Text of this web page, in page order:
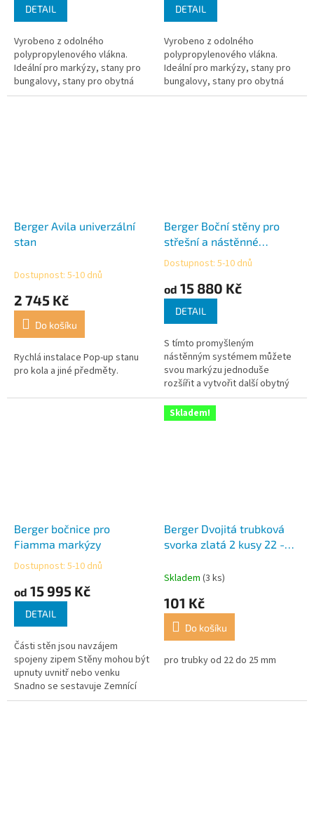
5
hvězdiček.
DETAIL
Vyrobeno z odolného
polypropylenového vlákna.
Ideální pro markýzy, stany pro
bungalovy, stany pro obytná
auta a kupolovité stany.
5
hvězdiček.
DETAIL
Vyrobeno z odolného
polypropylenového vlákna.
Ideální pro markýzy, stany pro
bungalovy, stany pro obytná
auta a kupolovité stany.
Berger Avila univerzální
stan
Dostupnost: 5-10 dnů
2 745 Kč
Do košíku
Rychlá instalace Pop-up stanu
pro kola a jiné předměty.
Berger Boční stěny pro
střešní a nástěnné
markýzy Thule
Průměrné
produktu
5
hvězdiček.
Dostupnost: 5-10 dnů
od 15 880 Kč
DETAIL
S tímto promyšleným
nástěnným systémem můžete
svou markýzu jednoduše
rozšířit a vytvořit další obytný
prostor.
Berger bočnice pro
Fiamma markýzy
Průměrné
produktu
5
hvězdiček.
Dostupnost: 5-10 dnů
od 15 995 Kč
DETAIL
Části stěn jsou navzájem
spojeny zipem Stěny mohou být
upnuty uvnitř nebo venku
Snadno se sestavuje Zemnící
pásy mohou být buď uvnitř,
Skladem!
Berger Dvojitá trubková
svorka zlatá 2 kusy 22 -
Skladem (3 ks)
101 Kč
Do košíku
pro trubky od 22 do 25 mm